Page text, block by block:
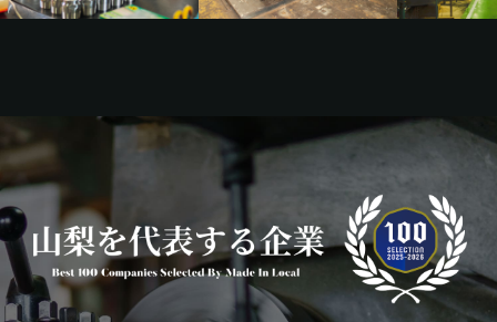
カテゴリから探す
MILCプロジェクト
選出企業特別対談
SDGsの先駆者
イベント
地域豆知識
ニッポンの百選大全集
Sporkle